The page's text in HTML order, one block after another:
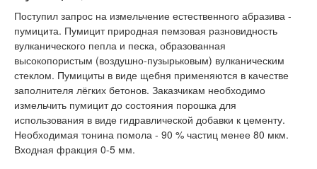
действия
Роторная дробилка «СМД-10 ВЕЙДЕР»
Ударно-отражательные дробилки «ДУО - ВЕЙДЕР -
4x2 Реверс» | Дробилки для бетона
Ударно-отражательные дробилки «ДУО - ВЕЙДЕР -
4х4 Дубль Ротор»
Поступил запрос на измельчение естественного абразива -
пумицита. Пумицит природная пемзовая разновидность
вулканического пепла и песка, образованная
высокопористым (воздушно-пузырьковым) вулканическим
стеклом. Пумициты в виде щебня применяются в качестве
заполнителя лёгких бетонов. Заказчикам необходимо
измельчить пумицит до состояния порошка для
использования в виде гидравлической добавки к цементу.
Необходимая тонина помола - 90 % частиц менее 80 мкм.
Входная фракция 0-5 мм.